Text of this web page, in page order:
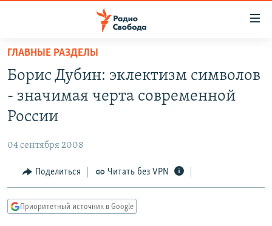
упрощенного
доступа
основному
Вернутся
Вернутся
ПОДКАСТЫ
АВТОРСКИЕ ПРОЕКТЫ
МНЕНИЯ
КУЛЬТУРА
КАВКАЗ.РЕАЛИИ
ГЛАВНЫЕ РАЗДЕЛЫ
Борис Дубин: эклектизм символов
- значимая черта современной
России
04 сентября 2008
Поделиться Читать без VPN
Приоритетный источник в Google